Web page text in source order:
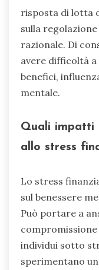
risposta di lotta
sulla
razionale. Di
avere difficoltà
benefici,
mentale.
Quali impatti
allo stress
Lo stress
sul benessere
Può portare a
individui sotto
sperimentano